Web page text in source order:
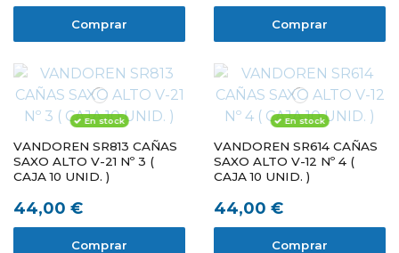
Comprar Comprar
En stock
VANDOREN SR813 CAÑAS
SAXO ALTO V-21 Nº 3 (
CAJA 10 UNID. )
44,00 €
Comprar
En stock
VANDOREN SR614 CAÑAS
SAXO ALTO V-12 Nº 4 (
CAJA 10 UNID. )
44,00 €
Comprar